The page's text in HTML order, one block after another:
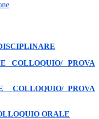
COLLOQUIO/ PROVA
COLLOQUIO/ PROVA
ORALE